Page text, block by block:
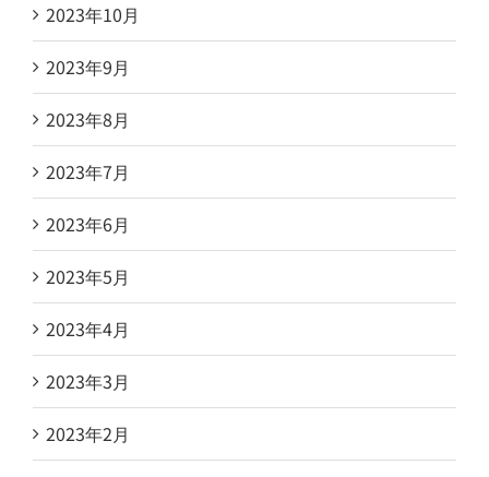
2023年10月
2023年9月
2023年8月
2023年7月
2023年6月
2023年5月
2023年4月
2023年3月
2023年2月